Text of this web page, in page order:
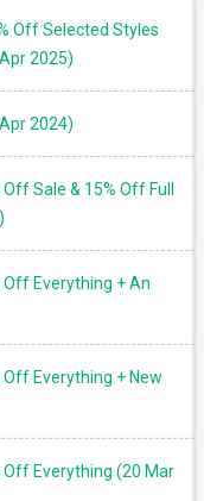
Off Selected Styles
2025)
2024)
Sale & 15% Off Full
Off Everything + An
Off Everything + New
Off Everything (20 Mar